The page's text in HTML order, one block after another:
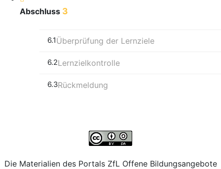
Abschluss 3
6.1Überprüfung der Lernziele
6.2Lernzielkontrolle
6.3Rückmeldung
Die Materialien des Portals ZfL Offene Bildungsangebote